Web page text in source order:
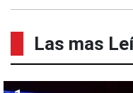
Las mas